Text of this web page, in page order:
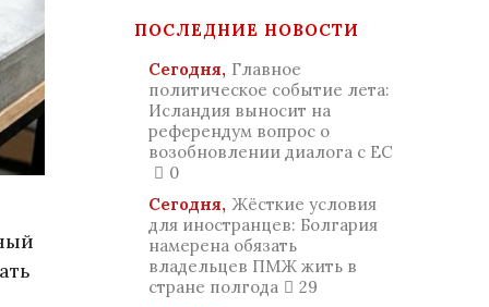
ПОСЛЕДНИЕ НОВОСТИ
Сегодня, Главное
политическое событие лета:
Исландия выносит на
референдум вопрос о
возобновлении диалога с ЕС
0
Сегодня, Жёсткие условия
для иностранцев: Болгария
намерена обязать
владельцев ПМЖ жить в
стране полгода
29